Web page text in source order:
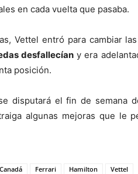
en cada vuelta que pasaba.
Vettel entró para cambiar
desfallecían y era
posición.
disputará el fin de semana
algunas mejoras que le
Canadá Ferrari Hamilton Vettel